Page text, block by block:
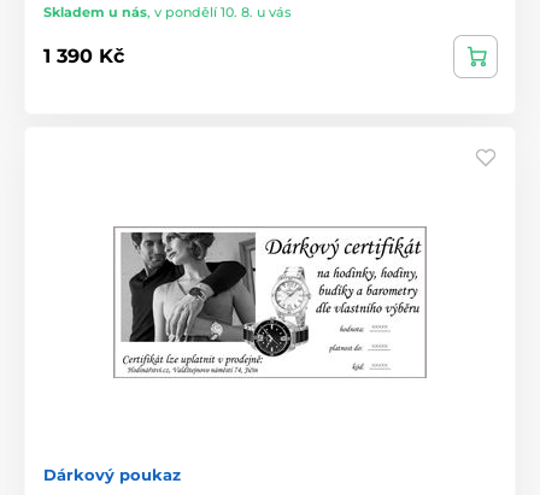
Skladem u nás, v pondělí 10. 8. u vás
1 390 Kč
Dárkový poukaz